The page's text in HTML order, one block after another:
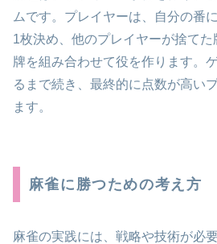
ムです。プレイヤーは、自分の番
1枚決め、他のプレイヤーが捨て
牌を組み合わせて役を作ります。
るまで続き、最終的に点数が高い
ます。
麻雀に勝つための考え方
麻雀の実践には、戦略や技術が必